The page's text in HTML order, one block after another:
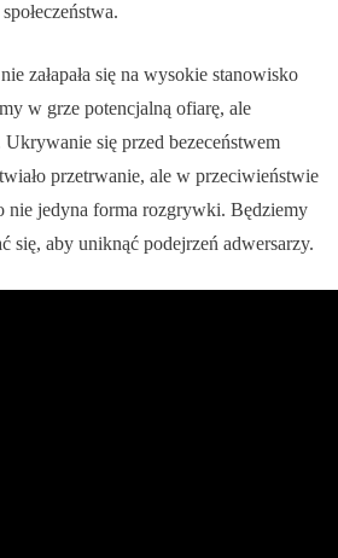
załapała się na wysokie stanowisko
w grze potencjalną ofiarę, ale
się przed bezeceństwem
przetrwanie, ale w przeciwieństwie
nie jedyna forma rozgrywki. Będziemy
się, aby uniknąć podejrzeń adwersarzy.